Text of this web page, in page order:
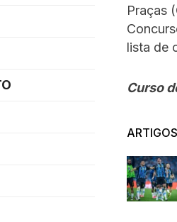
Praças
lista de
Curso
ARTIGOS